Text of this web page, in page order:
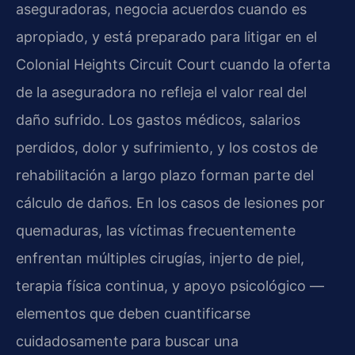
aseguradoras, negocia acuerdos cuando es
apropiado, y está preparado para litigar en el
Colonial Heights Circuit Court cuando la oferta
de la aseguradora no refleja el valor real del
daño sufrido. Los gastos médicos, salarios
perdidos, dolor y sufrimiento, y los costos de
rehabilitación a largo plazo forman parte del
cálculo de daños. En los casos de lesiones por
quemaduras, las víctimas frecuentemente
enfrentan múltiples cirugías, injerto de piel,
terapia física continua, y apoyo psicológico —
elementos que deben cuantificarse
cuidadosamente para buscar una